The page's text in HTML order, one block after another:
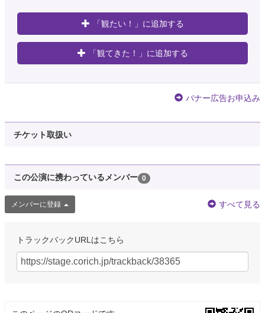
「観たい！」に追加する
「観てきた！」に追加する
バナー広告お申込み
チケット取扱い
この公演に携わっているメンバー 0
メンバーに登録 すべて見る
トラックバックURLはこちら